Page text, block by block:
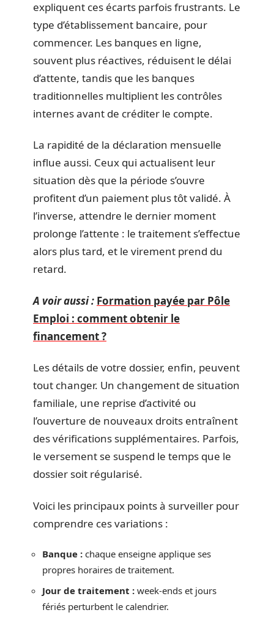
expliquent ces écarts parfois frustrants. Le
type d’établissement bancaire, pour
commencer. Les banques en ligne,
souvent plus réactives, réduisent le délai
d’attente, tandis que les banques
traditionnelles multiplient les contrôles
internes avant de créditer le compte.
La rapidité de la déclaration mensuelle
influe aussi. Ceux qui actualisent leur
situation dès que la période s’ouvre
profitent d’un paiement plus tôt validé. À
l’inverse, attendre le dernier moment
prolonge l’attente : le traitement s’effectue
alors plus tard, et le virement prend du
retard.
A voir aussi : Formation payée par Pôle
Emploi : comment obtenir le
financement ?
Les détails de votre dossier, enfin, peuvent
tout changer. Un changement de situation
familiale, une reprise d’activité ou
l’ouverture de nouveaux droits entraînent
des vérifications supplémentaires. Parfois,
le versement se suspend le temps que le
dossier soit régularisé.
Voici les principaux points à surveiller pour
comprendre ces variations :
Banque : chaque enseigne applique ses
propres horaires de traitement.
Jour de traitement : week-ends et jours
fériés perturbent le calendrier.